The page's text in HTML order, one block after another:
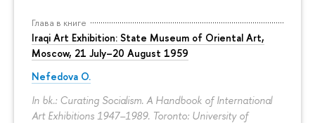
Глава в книге
Iraqi Art Exhibition: State Museum of Oriental Art,
Moscow, 21 July–20 August 1959
Nefedova O.
In bk.: Curating Socialism. A Handbook of International
Art Exhibitions 1947–1989. Toronto: University of